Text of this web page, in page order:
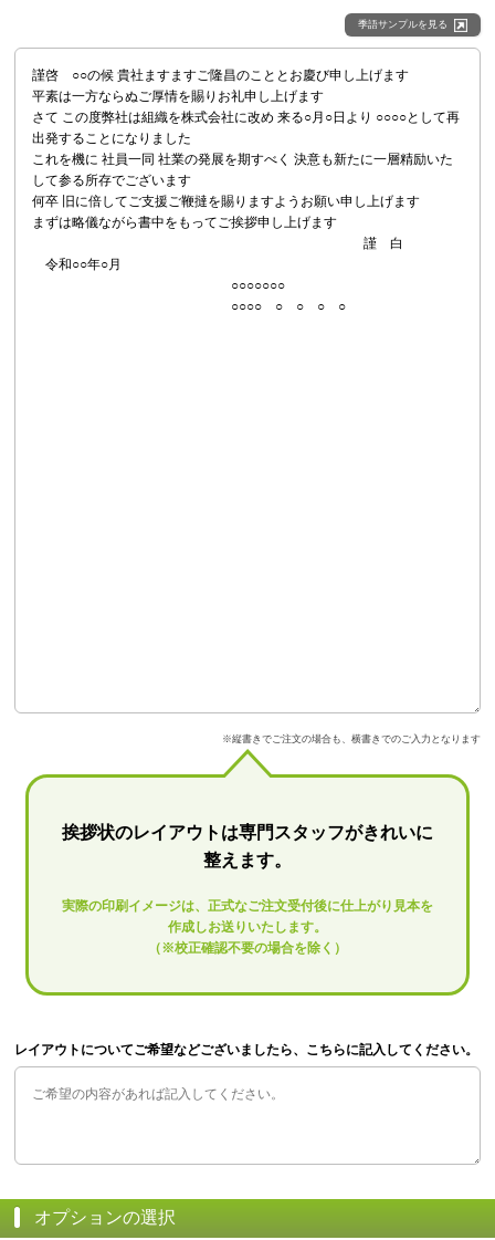
季語サンプルを見る
※縦書きでご注文の場合も、横書きでのご入力となります
挨拶状のレイアウトは専門スタッフがきれいに
整えます。
実際の印刷イメージは、正式なご注文受付後に仕上がり見本を
作成しお送りいたします。
（※校正確認不要の場合を除く）
レイアウトについてご希望などございましたら、こちらに記入してください。
オプションの選択